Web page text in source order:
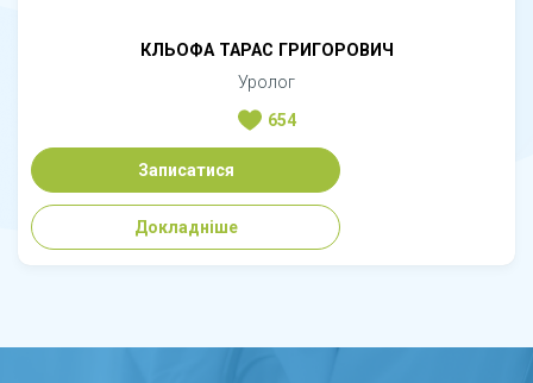
КЛЬОФА ТАРАС ГРИГОРОВИЧ
Уролог
654
Записатися
Докладніше